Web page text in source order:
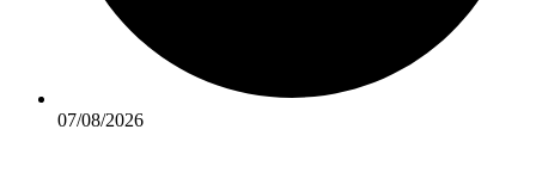
07/08/2026